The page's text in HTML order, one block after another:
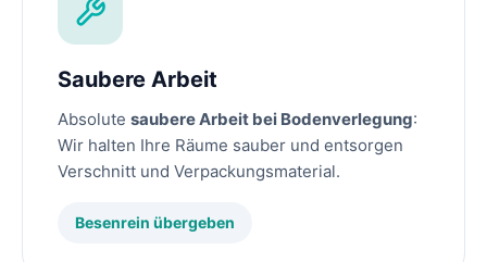
Saubere Arbeit
Absolute saubere Arbeit bei Bodenverlegung:
Wir halten Ihre Räume sauber und entsorgen
Verschnitt und Verpackungsmaterial.
Besenrein übergeben